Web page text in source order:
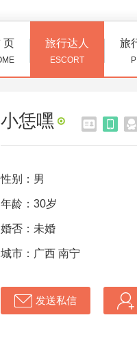
页 旅行达人
ESCORT
旅
小恁嘿
性别：男
年龄：30岁
婚否：未婚
城市：广西 南宁
发送私信